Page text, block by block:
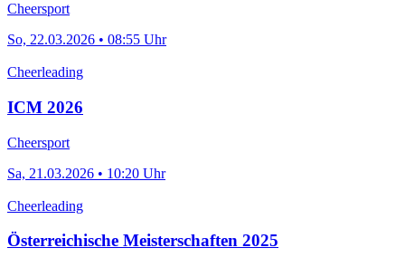
Cheersport
So, 22.03.2026 • 08:55 Uhr
Cheerleading
ICM 2026
Cheersport
Sa, 21.03.2026 • 10:20 Uhr
Cheerleading
Österreichische Meisterschaften 2025